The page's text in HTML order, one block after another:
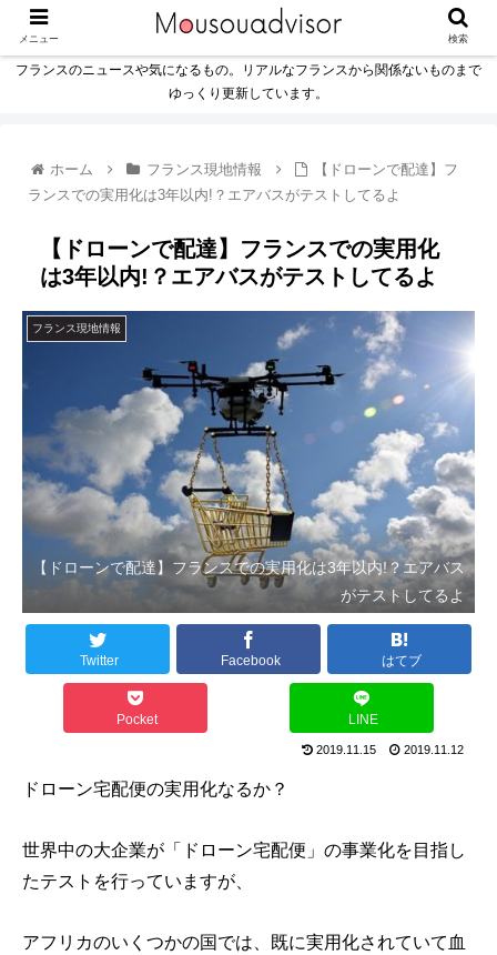
フランスのニュースや気になるもの。リアルなフランスから関係ないものまで
ゆっくり更新しています。
ホーム フランス現地情報
【ドローンで配達】フ
ランスでの実用化は3年以内!？エアバスがテストしてるよ
【ドローンで配達】フランスでの実用化
は3年以内!？エアバスがテストしてるよ
フランス現地情報
【ドローンで配達】フランスでの実用化は3年以内!？エアバス
がテストしてるよ
Twitter Facebook はてブ
Pocket LINE
2019.11.15 2019.11.12
ドローン宅配便の実用化なるか？
世界中の大企業が「ドローン宅配便」の事業化を目指し
たテストを行っていますが、
アフリカのいくつかの国では、既に実用化されていて血
メニュー 検索